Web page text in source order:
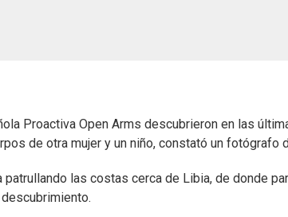
Proactiva Open Arms descubrieron en las
de otra mujer y un niño, constató un fotógrafo
patrullando las costas cerca de Libia, de donde